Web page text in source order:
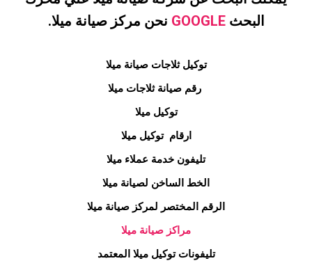
البحثGOOGLE نحن مركز صيانة ميلا.
توكيل ثلاجات صيانة ميلا
رقم صيانة ثلاجات ميلا
توكيلميلا
ارقام توكيلميلا
تليفون خدمة عملاء ميلا
الخط الساخن لصيانة ميلا
الرقم المختصر لمركز صيانة ميلا
مراكز صيانة ميلا
تليفونات توكيلميلا المعتمد